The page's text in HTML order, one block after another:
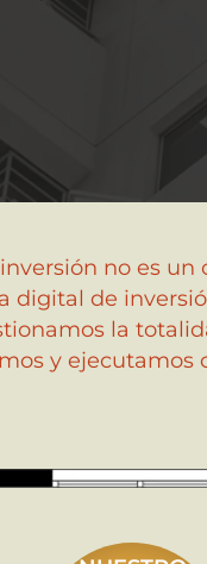
no es
digital de
la
y